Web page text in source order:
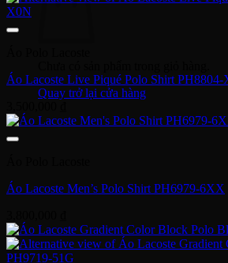
Quay trở lại cửa hàng
Áo Lacoste Live Piqué Polo Shirt PH8804-
Áo Lacoste Men’s Polo Shirt PH6979-6XX